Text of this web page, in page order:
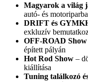
Magyarok a világ
autó- és
DRIFT és
exkluzív
OFF-ROAD Show
épített pályán
Hot Rod Show –
kiállítása
Tuning találkozó